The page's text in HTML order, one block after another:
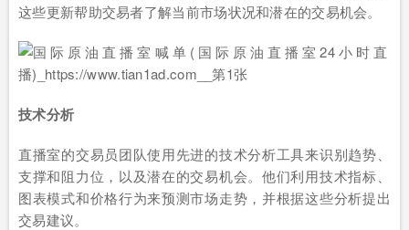
这些更新帮助交易者了解当前市场状况和潜在的交易机会。
技术分析
直播室的交易员团队使用先进的技术分析工具来识别趋势、
支撑和阻力位，以及潜在的交易机会。他们利用技术指标、
图表模式和价格行为来预测市场走势，并根据这些分析提出
交易建议。